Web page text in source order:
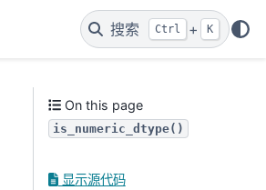
搜索 Ctrl + K
On this page
is_numeric_dtype()
显示源代码